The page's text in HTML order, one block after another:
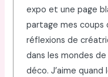
expo et une page
partage mes
réflexions de
dans les mondes
déco. J’aime